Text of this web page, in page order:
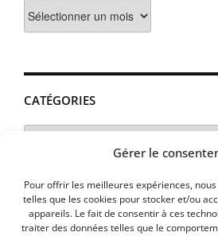
Gérer le
Pour offrir les meilleures expériences,
telles que les cookies pour stocker et/ou
appareils. Le fait de consentir à ces
traiter des données telles que le
CATÉGORIES
Catégories